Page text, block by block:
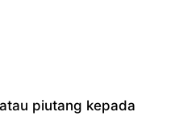
piutang kepada